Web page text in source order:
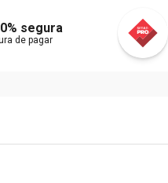
segura
de pagar